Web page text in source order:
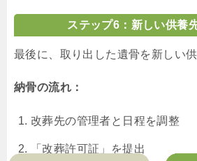
ステップ6：新しい供養
最後に、取り出した遺骨を新しい
納骨の流れ：
改葬先の管理者と日程を調整
「改葬許可証」を提出